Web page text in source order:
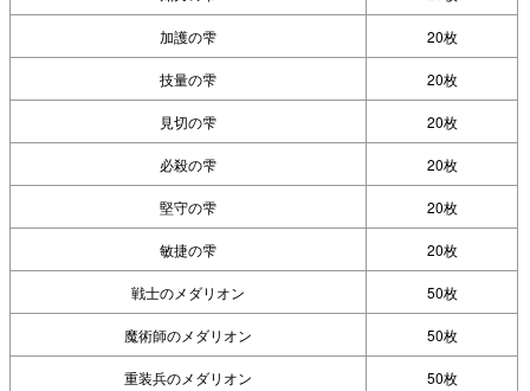
加護の雫 20枚
技量の雫 20枚
見切の雫 20枚
必殺の雫 20枚
堅守の雫 20枚
敏捷の雫 20枚
戦士のメダリオン 50枚
魔術師のメダリオン 50枚
重装兵のメダリオン 50枚